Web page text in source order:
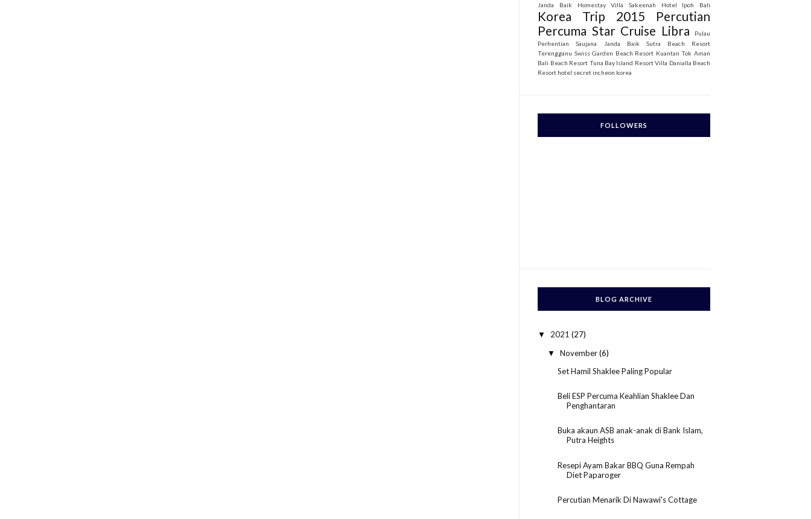
Janda Baik
Homestay Villa Sakeenah Hotel Ipoh Bali
Korea Trip 2015
Percutian
Percuma Star Cruise Libra
Pulau
Perhentian
Saujana Janda Baik
Sutra Beach Resort
Terengganu Swiss Garden Beach Resort Kuantan Tok Aman
Bali Beach Resort Tuna Bay Island Resort Villa Danialla Beach
Resort hotel secret incheon korea
FOLLOWERS
BLOG ARCHIVE
▼ 2021(27)
▼ November(6)
Set Hamil Shaklee Paling Popular
Beli ESP Percuma Keahlian Shaklee Dan
Penghantaran
Buka akaun ASB anak-anak di Bank Islam,
Putra Heights
Resepi Ayam Bakar BBQ Guna Rempah
Diet Paparoger
Percutian Menarik Di Nawawi's Cottage